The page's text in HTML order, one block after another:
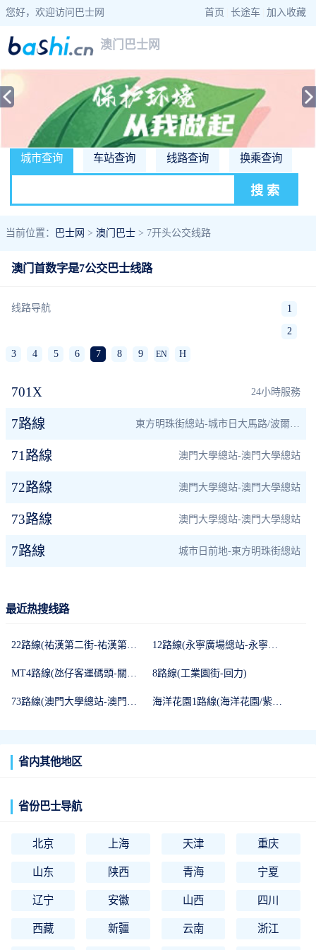
您好，欢迎访问巴士网 首页 长途车 加入收藏
澳门巴士网
城市查询 车站查询 线路查询 换乘查询
当前位置： 巴士网 > 澳门巴士 > 7开头公交线路
澳门首数字是7公交巴士线路
线路导航 1
2
3 4 5 6 7 8 9 EN H
701X 24小時服務
7路線 東方明珠街總站-城市日大馬路/波爾圖街
71路線 澳門大學總站-澳門大學總站
72路線 澳門大學總站-澳門大學總站
73路線 澳門大學總站-澳門大學總站
7路線 城市日前地-東方明珠街總站
最近热搜线路
22路線(祐漢第二街-祐漢第二街) 12路線(永寧廣場總站-永寧廣場總站)
MT4路線(氹仔客運碼頭-關閘總站) 8路線(工業園街-回力)
73路線(澳門大學總站-澳門大學總站) 海洋花園1路線(海洋花園/紫蘭苑-澳門國際銀行)
省内其他地区
省份巴士导航
北京 上海 天津 重庆
山东 陕西 青海 宁夏
辽宁 安徽 山西 四川
西藏 新疆 云南 浙江